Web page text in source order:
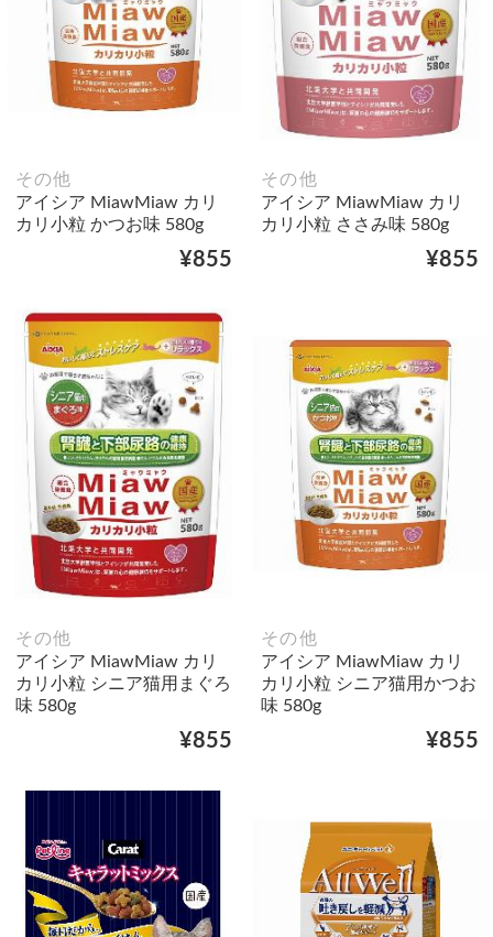
その他
アイシア MiawMiaw カリ
カリ小粒 かつお味 580g
¥855
その他
アイシア MiawMiaw カリ
カリ小粒 ささみ味 580g
¥855
その他
アイシア MiawMiaw カリ
カリ小粒 シニア猫用まぐろ
味 580g
¥855
その他
アイシア MiawMiaw カリ
カリ小粒 シニア猫用かつお
味 580g
¥855